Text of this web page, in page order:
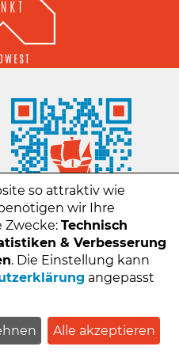
so attraktiv wie
wir Ihre
Technisch
& Verbesserung
. Die Einstellung kann
angepasst
Alle akzeptieren